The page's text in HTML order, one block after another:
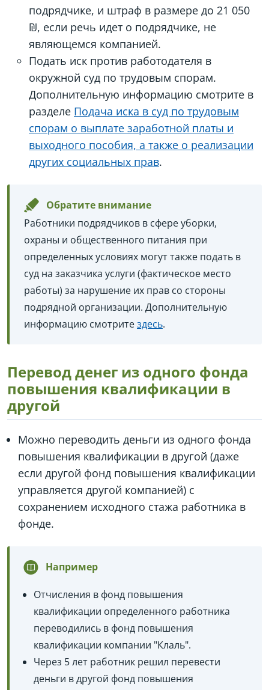
подрядчике, и штраф в размере до 21 050
₪, если речь идет о подрядчике, не
являющемся компанией.
Подать иск против работодателя в
окружной суд по трудовым спорам.
Дополнительную информацию смотрите в
разделе Подача иска в суд по трудовым
спорам о выплате заработной платы и
выходного пособия, а также о реализации
других социальных прав.
Обратите внимание
Работники подрядчиков в сфере уборки,
охраны и общественного питания при
определенных условиях могут также подать в
суд на заказчика услуги (фактическое место
работы) за нарушение их прав со стороны
подрядной организации. Дополнительную
информацию смотритездесь.
Перевод денег из одного фонда
повышения квалификации в
другой
Можно переводить деньги из одного фонда
повышения квалификации в другой (даже
если другой фонд повышения квалификации
управляется другой компанией) с
сохранением исходного стажа работника в
фонде.
Например
Отчисления в фонд повышения
квалификации определенного работника
переводились в фонд повышения
квалификации компании "Клаль".
Через 5 лет работник решил перевести
деньги в другой фонд повышения